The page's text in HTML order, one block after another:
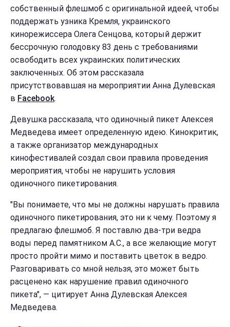
собственный флешмоб с оригинальной идеей, чтобы
поддержать узника Кремля, украинского
кинорежиссера Олега Сенцова, который держит
бессрочную голодовку 83 день с требованиями
освободить всех украинских политических
заключенных. Об этом рассказала
присутствовавшая на мероприятии Анна Дулевская
в Facebook.
Девушка рассказала, что одиночный пикет Алексея
Медведева имеет определенную идею. Кинокритик,
а также организатор международных
кинофестивалей создал свои правила проведения
мероприятия, чтобы не нарушить условия
одиночного пикетирования.
"Вы понимаете, что мы не должны нарушать правила
одиночного пикетирования, это ни к чему. Поэтому я
предлагаю флешмоб. Я поставлю два-три ведра
воды перед памятником А.С., а все желающие могут
просто пройти мимо и поставить цветок в ведро.
Разговаривать со мной нельзя, это может быть
расценено как нарушение правил одиночного
пикета", — цитирует Анна Дулевская Алексея
Медведева.